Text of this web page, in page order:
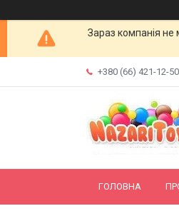
Зараз компанія не
+380 (66) 421-12-50
ГОЛОВНА